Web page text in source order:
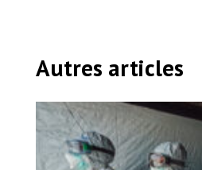
Autres articles